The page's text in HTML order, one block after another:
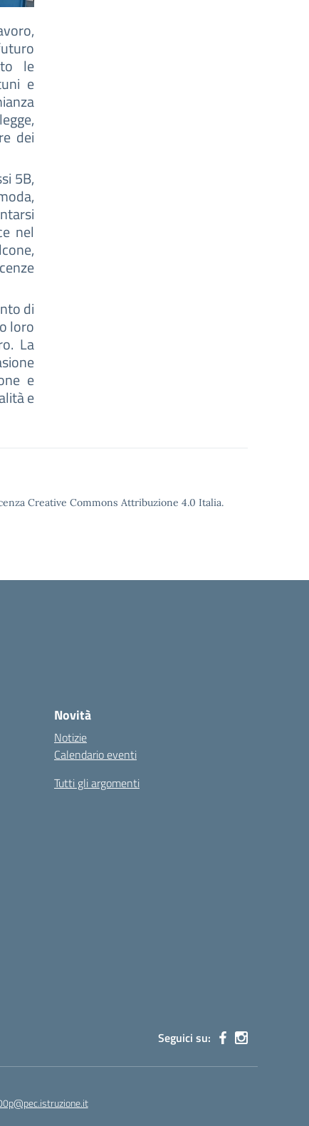
le
e
dei
5B,
nel
di
loro
La
e
e
Creative Commons Attribuzione 4.0 Italia.
Novità
Notizie
Calendario eventi
Tutti gli argomenti
Seguici su: